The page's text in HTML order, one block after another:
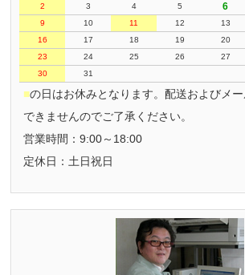
2
3 4 5 6
9
10 11 12 13
16
17 18 19 20
23
24 25 26 27
30
31
■の日はお休みとなります。配送およびメ
できませんのでご了承ください。
営業時間：9:00～18:00
定休日：土日祝日